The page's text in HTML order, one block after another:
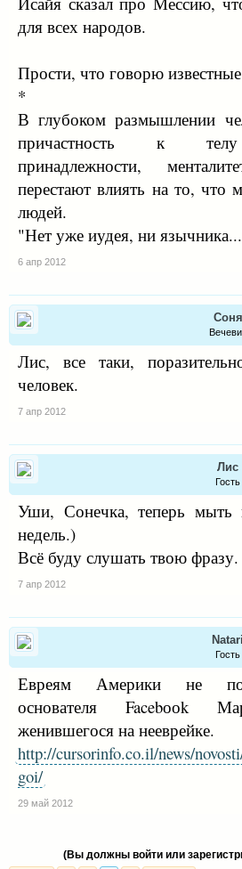
для всех народов.
Прости, что говорю
*
В глубоком размышлении
причастность к телу
принадлежности,
перестают влиять на то, что
людей.
"Нет уже иудея, ни
6 апр 2012
Соня
Лис, все таки,
человек.
7 апр 2012
Лис
Гость
Уши, Сонечка, теперь мыть
недель.)
Всё буду слушать твою фразу.
7 апр 2012
Natari
Гость
Евреям Америки не
основателя Facebооk
женившегося на нееврейке.
http://cursorinfo.co.il/news/
goi/
29 май 2012
(Вы должны войти или